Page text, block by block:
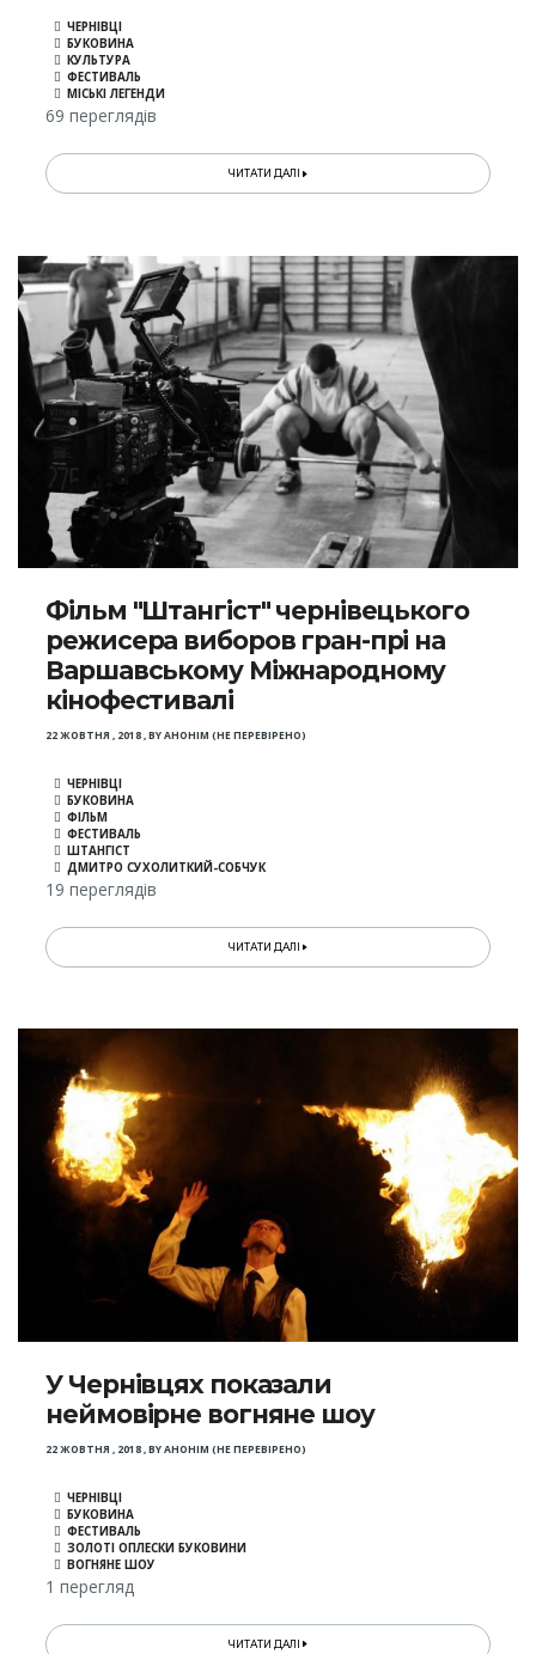
ЧЕРНІВЦІ
БУКОВИНА
КУЛЬТУРА
ФЕСТИВАЛЬ
МІСЬКІ ЛЕГЕНДИ
69 переглядів
ЧИТАТИ ДАЛІ
Фільм "Штангіст" чернівецького
режисера виборов гран-прі на
Варшавському Міжнародному
кінофестивалі
22 ЖОВТНЯ , 2018,BYАНОНІМ (НЕ ПЕРЕВІРЕНО)
ЧЕРНІВЦІ
БУКОВИНА
ФІЛЬМ
ФЕСТИВАЛЬ
ШТАНГІСТ
ДМИТРО СУХОЛИТКИЙ-СОБЧУК
19 переглядів
ЧИТАТИ ДАЛІ
У Чернівцях показали
неймовірне вогняне шоу
22 ЖОВТНЯ , 2018,BYАНОНІМ (НЕ ПЕРЕВІРЕНО)
ЧЕРНІВЦІ
БУКОВИНА
ФЕСТИВАЛЬ
ЗОЛОТІ ОПЛЕСКИ БУКОВИНИ
ВОГНЯНЕ ШОУ
1 перегляд
ЧИТАТИ ДАЛІ